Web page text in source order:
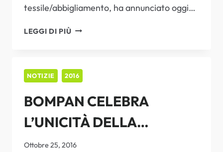
tessile/abbigliamento, ha annunciato oggi…
LEGGI DI PIÙA
PUNTATI
NUOVE
OPPORTUNITÀ
PER
PER
NOTIZIE 2016
BOMPAN CELEBRA
L’UNICITÀ DELLA
TECNOLOGIA MIMAKI
Ottobre 25, 2016